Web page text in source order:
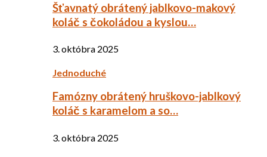
Šťavnatý obrátený jablkovo-makový
koláč s čokoládou a kyslou…
3. októbra 2025
Jednoduché
Famózny obrátený hruškovo-jablkový
koláč s karamelom a so…
3. októbra 2025